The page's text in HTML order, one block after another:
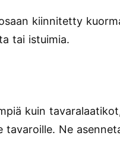
kiinnitetty
tai istuimia.
kuin
tavaroille. Ne